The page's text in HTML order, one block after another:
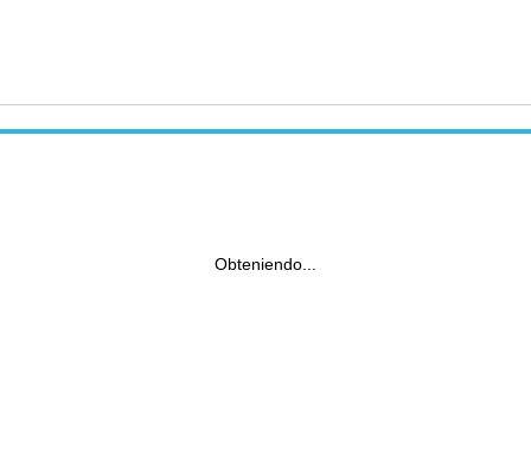
Obteniendo...